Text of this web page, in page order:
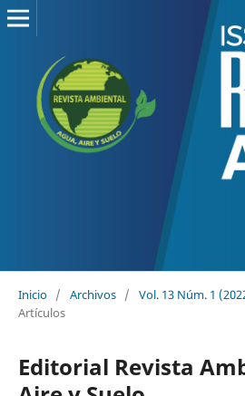
Inicio / Archivos / Vol. 13 Núm. 1
Artículos
Editorial Revista